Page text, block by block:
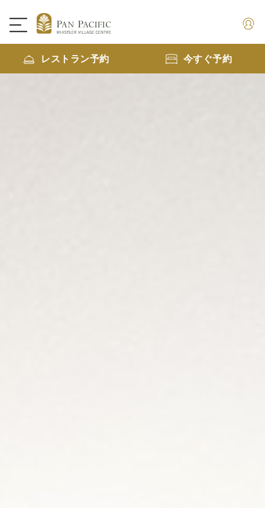
レストラン予約 今すぐ予約